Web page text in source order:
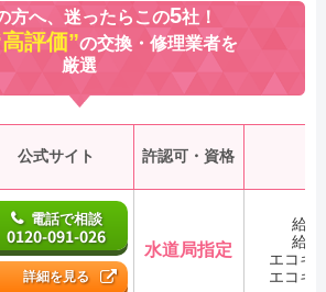
方へ、迷ったらこの5社！
評価”の交換・修理業者を
厳選
公式サイト 許認可・資格
電話で相談
0120-091-026
詳細を見る
水道局指定
給
給
エコキ
エコキ